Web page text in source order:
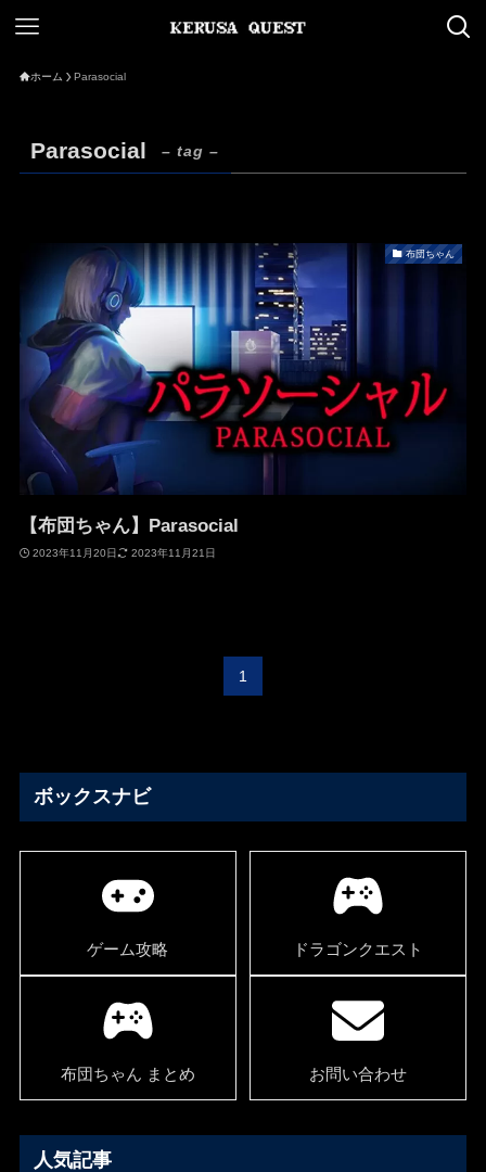
ホーム Parasocial
Parasocial – tag –
布団ちゃん
【布団ちゃん】Parasocial
2023年11月20日 2023年11月21日
1
ボックスナビ
ゲーム攻略 ドラゴンクエスト
布団ちゃん まとめ お問い合わせ
人気記事